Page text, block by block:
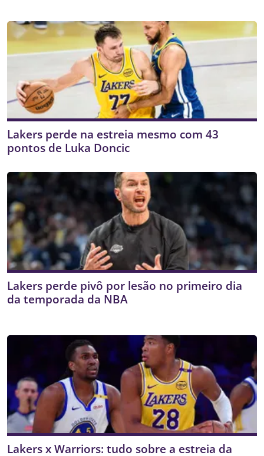
Lakers perde na estreia mesmo com 43
pontos de Luka Doncic
Lakers perde pivô por lesão no primeiro dia
da temporada da NBA
Lakers x Warriors: tudo sobre a estreia da